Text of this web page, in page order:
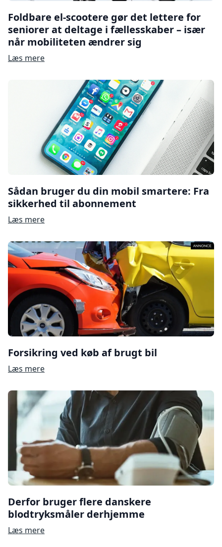
Foldbare el-scootere gør det lettere for
seniorer at deltage i fællesskaber – især
når mobiliteten ændrer sig
Læs mere
Sådan bruger du din mobil smartere: Fra
sikkerhed til abonnement
Læs mere
Forsikring ved køb af brugt bil
Læs mere
Derfor bruger flere danskere
blodtryksmåler derhjemme
Læs mere